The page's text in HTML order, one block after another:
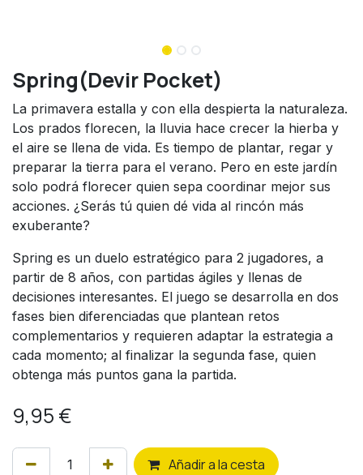
Spring(Devir Pocket)
La primavera estalla y con ella despierta la naturaleza.
Los prados florecen, la lluvia hace crecer la hierba y
el aire se llena de vida. Es tiempo de plantar, regar y
preparar la tierra para el verano. Pero en este jardín
solo podrá florecer quien sepa coordinar mejor sus
acciones. ¿Serás tú quien dé vida al rincón más
exuberante?
Spring es un duelo estratégico para 2 jugadores, a
partir de 8 años, con partidas ágiles y llenas de
decisiones interesantes. El juego se desarrolla en dos
fases bien diferenciadas que plantean retos
complementarios y requieren adaptar la estrategia a
cada momento; al finalizar la segunda fase, quien
obtenga más puntos gana la partida.
9,95 €
Añadir a la cesta